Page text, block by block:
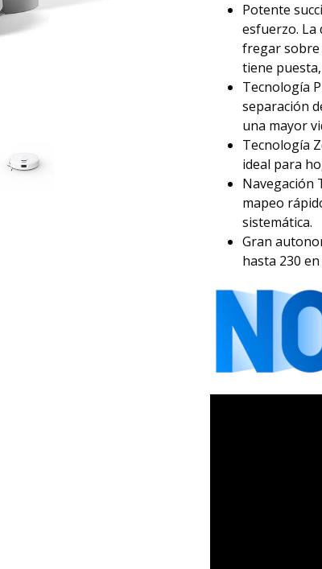
Potente
esfuerzo. La
fregar sobre
tiene
Tecnología
separación
una mayor
Tecnología
ideal para
Navegación
mapeo
sistemática.
Gran
hasta 230